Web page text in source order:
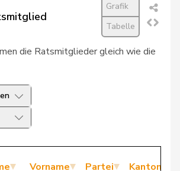
Grafik
Tabelle
die Ratsmitglieder gleich wie die
Vorname Partei Kanton